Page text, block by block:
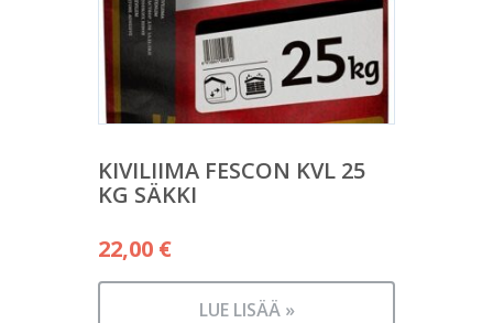
KIVILIIMA FESCON KVL 25
KG SÄKKI
22,00 €
LUE LISÄÄ »